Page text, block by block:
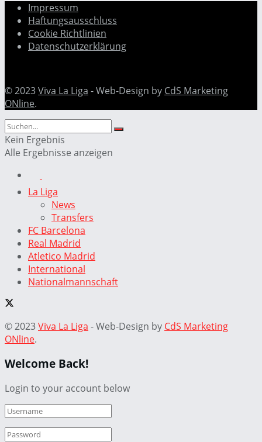
Impressum
Haftungsausschluss
Cookie Richtlinien
Datenschutzerklärung
© 2023Viva La Liga - Web-Design by CdS Marketing
ONline.
Kein Ergebnis
Alle Ergebnisse anzeigen
La Liga
News
Transfers
FC Barcelona
Real Madrid
Atletico Madrid
International
Nationalmannschaft
© 2023Viva La Liga - Web-Design by CdS Marketing
ONline.
Welcome Back!
Login to your account below